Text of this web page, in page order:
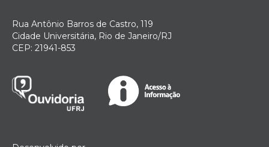
Rua Antônio Barros de Castro, 119
Cidade Universitária, Rio de Janeiro/RJ
CEP: 21941-853